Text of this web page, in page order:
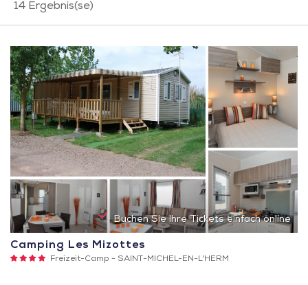
14 Ergebnis(se)
Buchen Sie Ihre Tickets einfach online
Camping Les Mizottes
Freizeit-Camp - SAINT-MICHEL-EN-L'HERM